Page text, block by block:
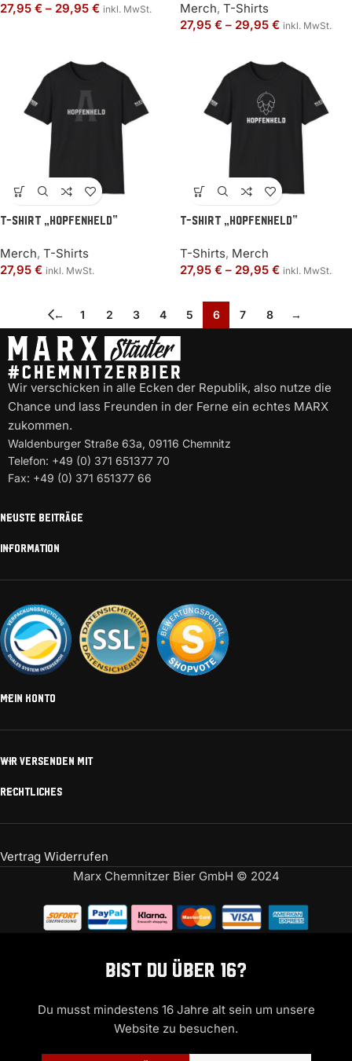
27,95 € – 29,95 € inkl. MwSt. Merch, T-Shirts
27,95 € – 29,95 € inkl. MwSt.
T-shirt „Hopfenheld“
Merch, T-Shirts
27,95 € inkl. MwSt.
T-Shirt „Hopfenheld“
T-Shirts, Merch
27,95 € – 29,95 € inkl. MwSt.
← 1 2 3 4 5 6 7 8 →
Wir verschicken in alle Ecken der Republik, also nutze die
Chance und lass Freunden in der Ferne ein echtes MARX
zukommen.
Waldenburger Straße 63a, 09116 Chemnitz
Telefon: +49 (0) 371 651377 70
Fax: +49 (0) 371 651377 66
NEUSTE BEITRÄGE
INFORMATION
MEIN KONTO
WIR VERSENDEN MIT
RECHTLICHES
Vertrag Widerrufen
Marx Chemnitzer Bier GmbH © 2024
Bist Du über 16?
Du musst mindestens 16 Jahre alt sein um unsere
Website zu besuchen.